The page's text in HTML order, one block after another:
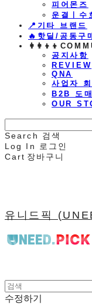
피어몬즈
운결ㅣ수
📍기타 브랜드
🔥핫딜/공동구
공지사항
REVIEW
QNA
사업자
B2B 도
OUR
Search
검색
Log In
로그인
Cart 장바구니
유니드픽
수정하기